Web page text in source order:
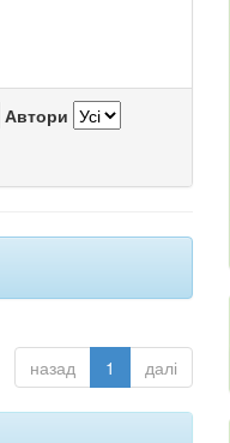
Автори
назад 1 далі